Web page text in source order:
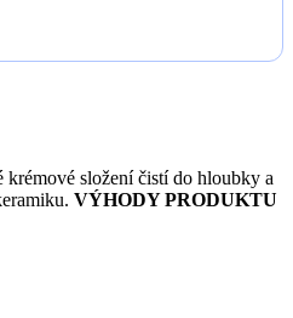
složení čistí do hloubky a
VÝHODY PRODUKTU